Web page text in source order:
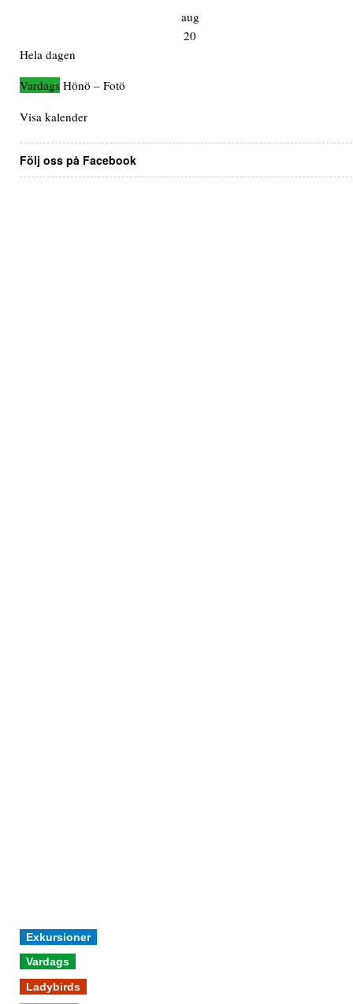
aug
20
Hela dagen
Hönö – Fotö
Visa kalender
Följ oss på Facebook
Exkursioner
Vardags
Ladybirds